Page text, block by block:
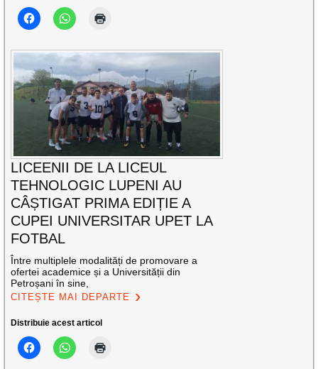
LICEENII DE LA LICEUL
TEHNOLOGIC LUPENI AU
CÂȘTIGAT PRIMA EDIȚIE A
CUPEI UNIVERSITAR UPET LA
FOTBAL
Între multiplele modalități de promovare a
ofertei academice și a Universității din
Petroșani în sine,
CITEȘTE MAI DEPARTE
Distribuie acest articol